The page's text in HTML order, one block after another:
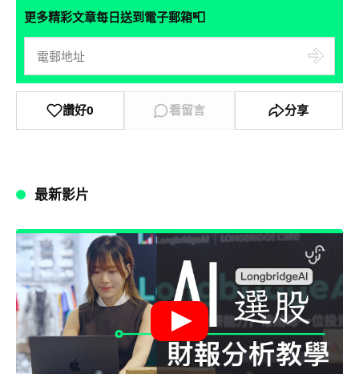
更多精彩文章每日送到電子郵箱📮
讚好0 看留言 分享
最新影片